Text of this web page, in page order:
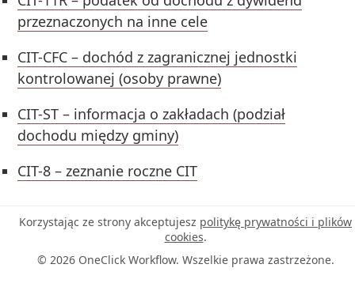
przeznaczonych na inne cele
CIT-CFC – dochód z zagranicznej jednostki
kontrolowanej (osoby prawne)
CIT-ST – informacja o zakładach (podział
dochodu między gminy)
CIT-8 – zeznanie roczne CIT
Korzystając ze strony akceptujesz politykę prywatności i plików
cookies.
© 2026 OneClick Workflow. Wszelkie prawa zastrzeżone.